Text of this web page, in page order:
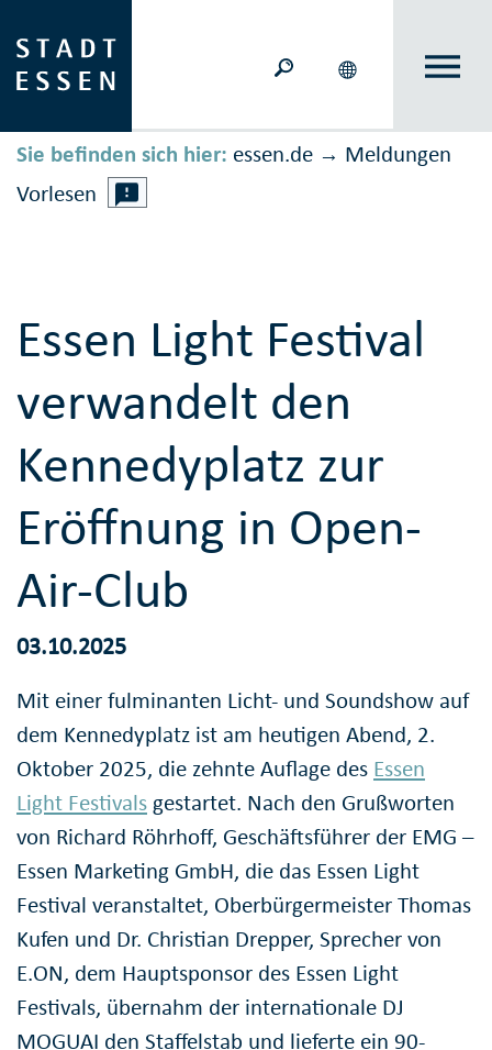
Sie befinden sich hier: essen.de → Meldungen
Vorlesen
Essen Light Festival
verwandelt den
Kennedyplatz zur
Eröffnung in Open-
Air-Club
03.10.2025
Mit einer fulminanten Licht- und Soundshow auf
dem Kennedyplatz ist am heutigen Abend, 2.
Oktober 2025, die zehnte Auflage des Essen
Light Festivals gestartet. Nach den Grußworten
von Richard Röhrhoff, Geschäftsführer der EMG –
Essen Marketing GmbH, die das Essen Light
Festival veranstaltet, Oberbürgermeister Thomas
Kufen und Dr. Christian Drepper, Sprecher von
E.ON, dem Hauptsponsor des Essen Light
Festivals, übernahm der internationale DJ
MOGUAI den Staffelstab und lieferte ein 90-